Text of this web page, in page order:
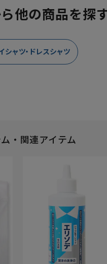
他の商品を探
シャツ・ドレスシャツ
・関連アイテム